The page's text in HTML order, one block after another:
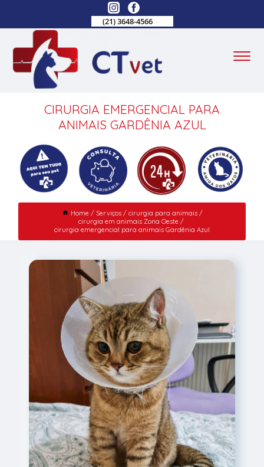
(21) 3648-4566
CIRURGIA EMERGENCIAL PARA
ANIMAIS GARDÊNIA AZUL
Home Serviços
cirurgia para animais
cirurgia em animais Zona Oeste
cirurgia emergencial para animais Gardênia Azul